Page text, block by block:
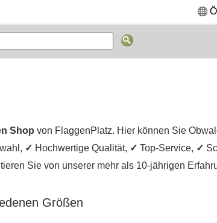
Shop von FlaggenPlatz. Hier können Sie
✓ Hochwertige Qualität, ✓ Top-Service, ✓
Sie von unserer mehr als 10-jährigen
Größen